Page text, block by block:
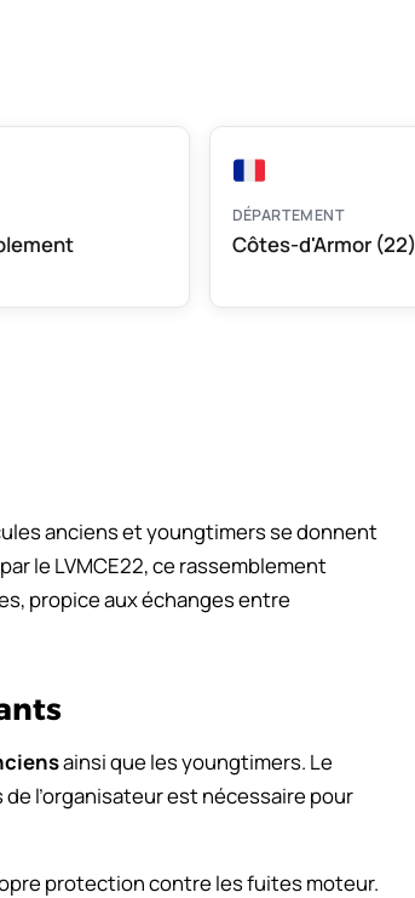
DÉPARTEMENT
Côtes-d'Armor (22)
anciens et youngtimers se donnent
le LVMCE22, ce rassemblement
propice aux échanges entre
ainsi que les youngtimers. Le
l’organisateur est nécessaire pour
protection contre les fuites moteur.